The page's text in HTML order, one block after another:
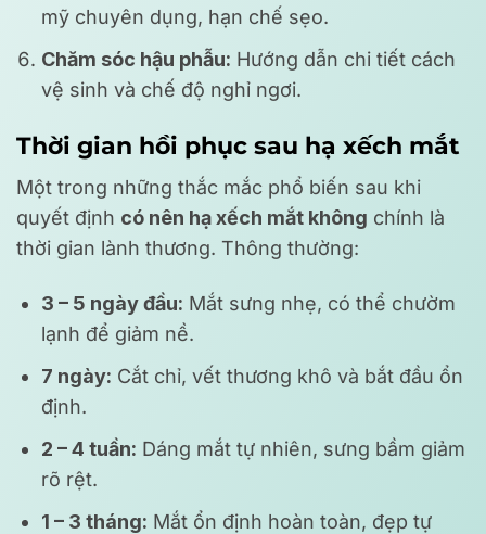
mỹ chuyên dụng, hạn chế sẹo.
Chăm sóc hậu phẫu: Hướng dẫn chi tiết cách
vệ sinh và chế độ nghỉ ngơi.
Thời gian hồi phục sau hạ xếch mắt
Một trong những thắc mắc phổ biến sau khi
quyết định có nên hạ xếch mắt không chính là
thời gian lành thương. Thông thường:
3 – 5 ngày đầu: Mắt sưng nhẹ, có thể chườm
lạnh để giảm nề.
7 ngày: Cắt chỉ, vết thương khô và bắt đầu ổn
định.
2 – 4 tuần: Dáng mắt tự nhiên, sưng bầm giảm
rõ rệt.
1 – 3 tháng: Mắt ổn định hoàn toàn, đẹp tự